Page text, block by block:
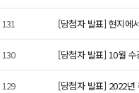
131 [당첨자 발표] 현지에
130 [당첨자 발표] 10월
129 [당첨자 발표] 2022년